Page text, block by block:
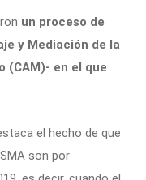
un proceso de
y Mediación de la
(CAM)- en el que
el hecho de que
son por